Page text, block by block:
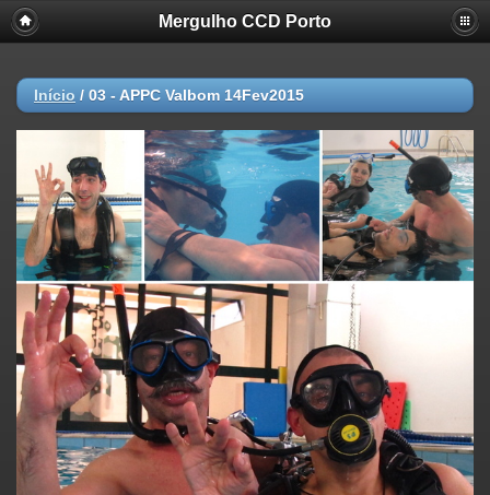
Mergulho CCD Porto
Início / 03 - APPC Valbom 14Fev2015